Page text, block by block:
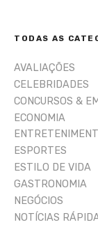
s
r
TODAS AS
AVALIAÇÕES
CELEBRIDADES
CONCURSOS &
ECONOMIA
ESPORTES
ESTILO DE VIDA
GASTRONOMIA
NEGÓCIOS
NOTÍCIAS